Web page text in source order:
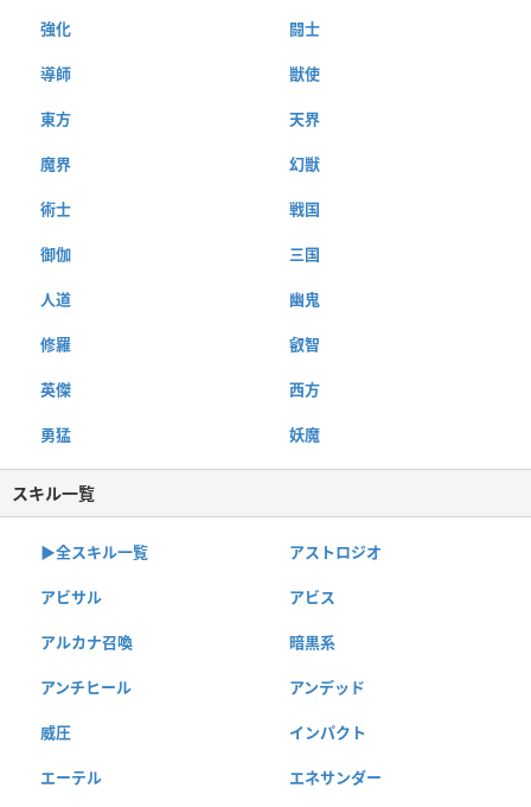
強化 闘士
導師 獣使
東方 天界
魔界 幻獣
術士 戦国
御伽 三国
人道 幽鬼
修羅 叡智
英傑 西方
勇猛 妖魔
スキル一覧
▶︎全スキル一覧 アストロジオ
アビサル アビス
アルカナ召喚 暗黒系
アンチヒール アンデッド
威圧 インパクト
エーテル エネサンダー